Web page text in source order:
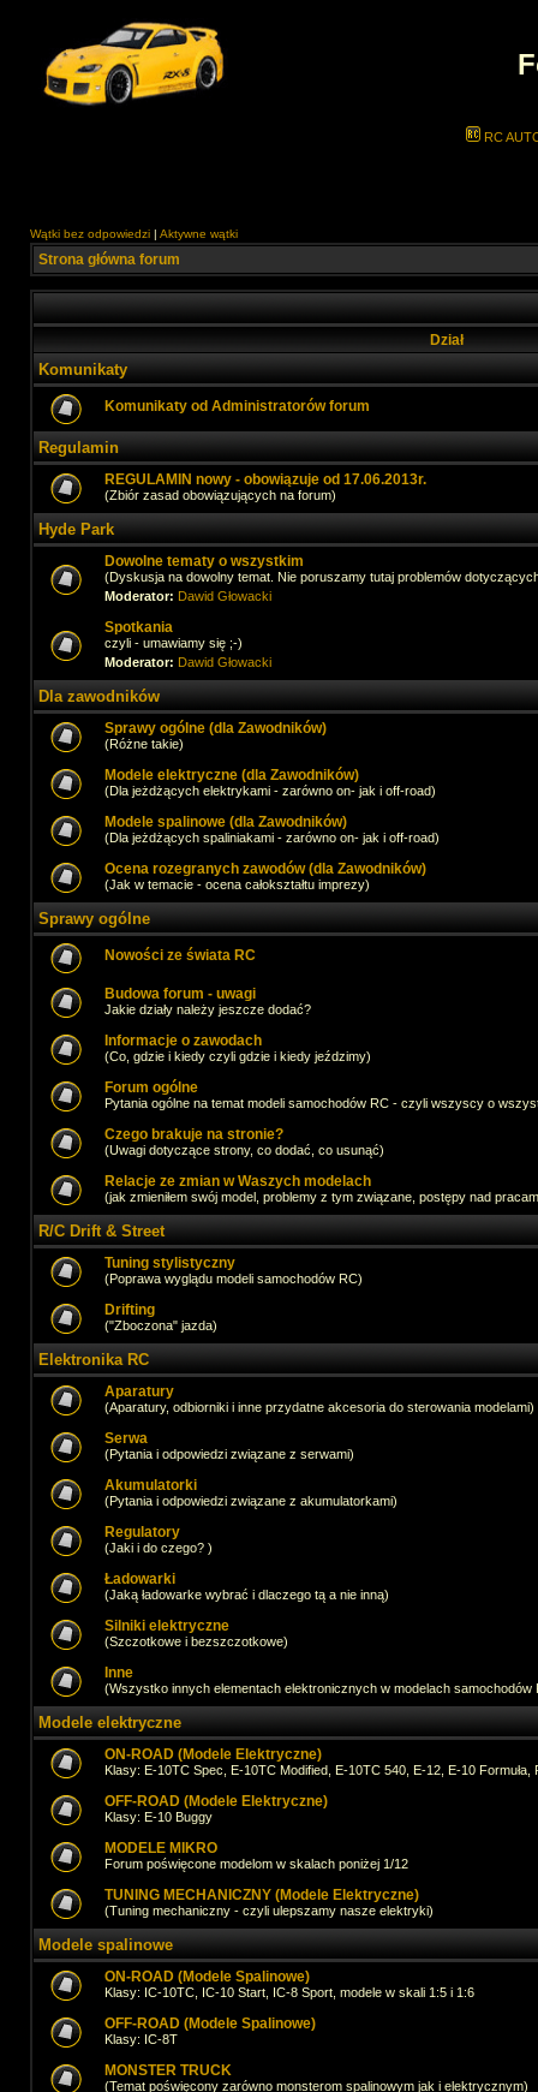
RC
Wątki bez odpowiedzi | Aktywne wątki
Strona główna forum
Dział
Komunikaty
Komunikaty od Administratorów forum
Regulamin
REGULAMIN nowy - obowiązuje od 17.06.2013r.
(Zbiór zasad obowiązujących na forum)
Hyde Park
Dowolne tematy o wszystkim
(Dyskusja na dowolny temat. Nie poruszamy tutaj problemów
Moderator: Dawid Głowacki
Spotkania
czyli - umawiamy się ;-)
Moderator: Dawid Głowacki
Dla zawodników
Sprawy ogólne (dla Zawodników)
(Różne takie)
Modele elektryczne (dla Zawodników)
(Dla jeżdżących elektrykami - zarówno on- jak i off-road)
Modele spalinowe (dla Zawodników)
(Dla jeżdżących spaliniakami - zarówno on- jak i off-road)
Ocena rozegranych zawodów (dla Zawodników)
(Jak w temacie - ocena całokształtu imprezy)
Sprawy ogólne
Nowości ze świata RC
Budowa forum - uwagi
Jakie działy należy jeszcze dodać?
Informacje o zawodach
(Co, gdzie i kiedy czyli gdzie i kiedy jeździmy)
Forum ogólne
Pytania ogólne na temat modeli samochodów RC - czyli wszyscy o
Czego brakuje na stronie?
(Uwagi dotyczące strony, co dodać, co usunąć)
Relacje ze zmian w Waszych modelach
(jak zmieniłem swój model, problemy z tym związane, postępy nad
R/C Drift & Street
Tuning stylistyczny
(Poprawa wyglądu modeli samochodów RC)
Drifting
("Zboczona" jazda)
Elektronika RC
Aparatury
(Aparatury, odbiorniki i inne przydatne akcesoria do sterowania modelami)
Serwa
(Pytania i odpowiedzi związane z serwami)
Akumulatorki
(Pytania i odpowiedzi związane z akumulatorkami)
Regulatory
(Jaki i do czego? )
Ładowarki
(Jaką ładowarke wybrać i dlaczego tą a nie inną)
Silniki elektryczne
(Szczotkowe i bezszczotkowe)
Inne
(Wszystko innych elementach elektronicznych w modelach samochodów
Modele elektryczne
ON-ROAD (Modele Elektryczne)
Klasy: E-10TC Spec, E-10TC Modified, E-10TC 540, E-12, E-10 Formuła,
OFF-ROAD (Modele Elektryczne)
Klasy: E-10 Buggy
MODELE MIKRO
Forum poświęcone modelom w skalach poniżej 1/12
TUNING MECHANICZNY (Modele Elektryczne)
(Tuning mechaniczny - czyli ulepszamy nasze elektryki)
Modele spalinowe
ON-ROAD (Modele Spalinowe)
Klasy: IC-10TC, IC-10 Start, IC-8 Sport, modele w skali 1:5 i 1:6
OFF-ROAD (Modele Spalinowe)
Klasy: IC-8T
MONSTER TRUCK
(Temat poświęcony zarówno monsterom spalinowym jak i elektrycznym)